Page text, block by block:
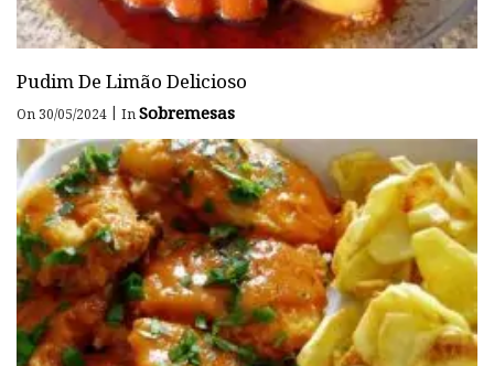
Pudim De Limão Delicioso
On 30/05/2024 | InSobremesas